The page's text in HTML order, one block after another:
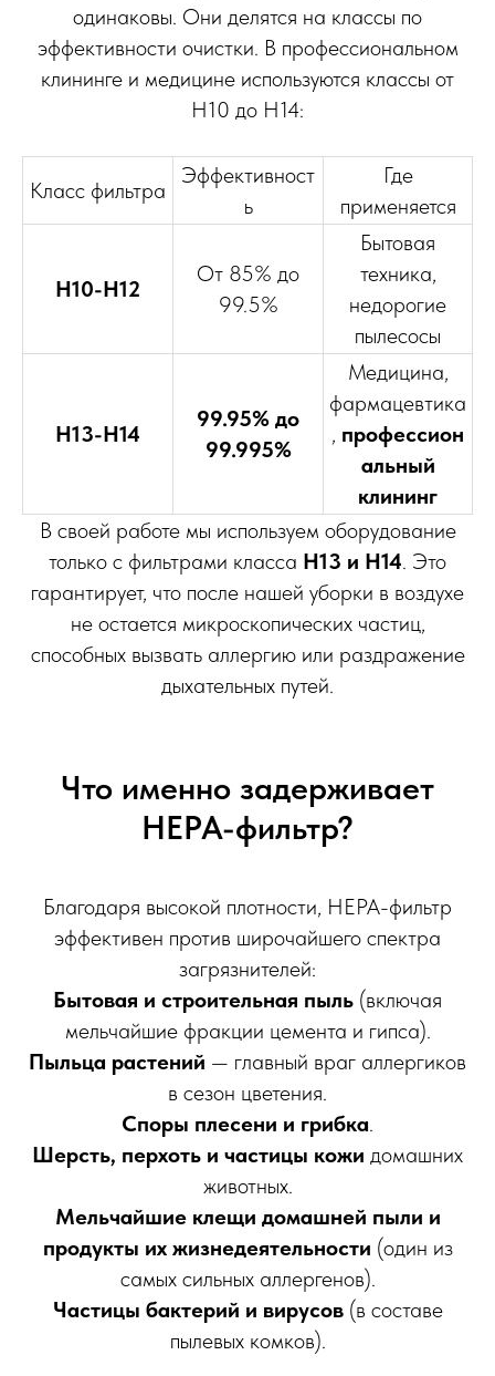
одинаковы. Они делятся на классы по
эффективности очистки. В профессиональном
клининге и медицине используются классы от
H10 до H14:
Класс фильтра
Эффективност
ь
Где
применяется
H10-H12
От 85% до
99.5%
Бытовая
техника,
недорогие
пылесосы
H13-H14
99.95% до
99.995%
Медицина,
фармацевтика
, профессион
альный
клининг
В своей работе мы используем оборудование
только с фильтрами класса H13 и H14. Это
гарантирует, что после нашей уборки в воздухе
не остается микроскопических частиц,
способных вызвать аллергию или раздражение
дыхательных путей.
Что именно задерживает
HEPA-фильтр?
Благодаря высокой плотности, HEPA-фильтр
эффективен против широчайшего спектра
загрязнителей:
Бытовая и строительная пыль (включая
мельчайшие фракции цемента и гипса).
Пыльца растений — главный враг аллергиков
в сезон цветения.
Споры плесени и грибка.
Шерсть, перхоть и частицы кожи домашних
животных.
Мельчайшие клещи домашней пыли и
продукты их жизнедеятельности (один из
самых сильных аллергенов).
Частицы бактерий и вирусов(в составе
пылевых комков).